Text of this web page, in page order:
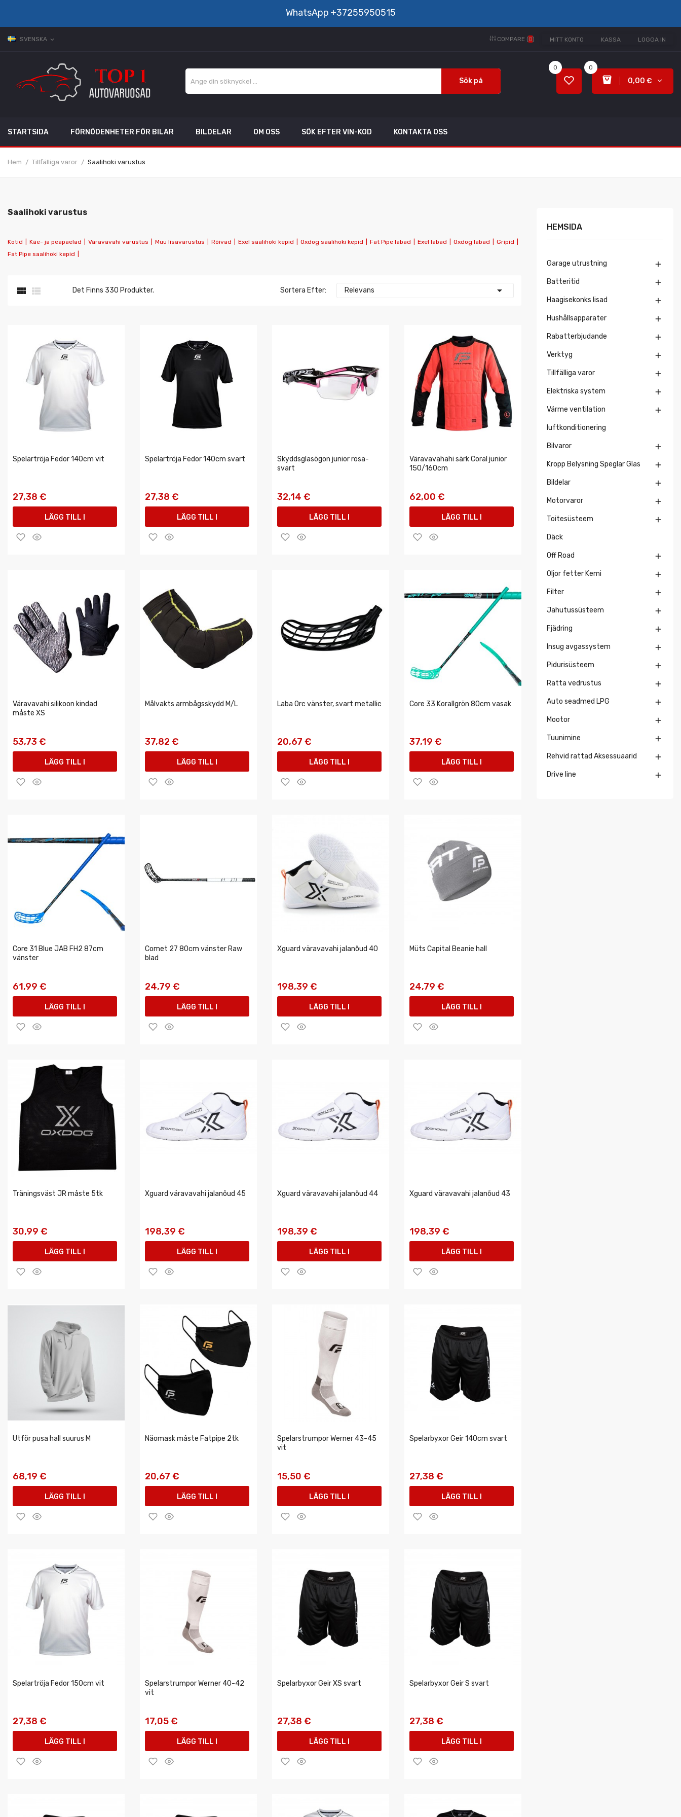
WhatsApp +37255950515
SVENSKA expand_more MITT KONTO KASSA LOGGA IN
COMPARE (0)
Sök på
0
0,00 €
0
STARTSIDA FÖRNÖDENHETER FÖR BILAR BILDELAR OM OSS SÖK EFTER VIN-KOD KONTAKTA OSS
Hem Tillfälliga varor Saalihoki varustus
Saalihoki varustus
Kotid Käe- ja peapaelad Väravavahi varustus Muu lisavarustus Rõivad Exel saalihoki kepid Oxdog saalihoki kepid Fat Pipe labad Exel labad Oxdog labad Gripid
Fat Pipe saalihoki kepid
  Det Finns 330 Produkter. Sortera Efter: Relevans 
Spelartröja Fedor 140cm vit
27,38 €
LÄGG TILL I
VARUKORGEN
Spelartröja Fedor 140cm svart
27,38 €
LÄGG TILL I
VARUKORGEN
Skyddsglasögon junior rosa-
svart
32,14 €
LÄGG TILL I
VARUKORGEN
Väravavahahi särk Coral junior
150/160cm
62,00 €
LÄGG TILL I
VARUKORGEN
Väravavahi silikoon kindad
måste XS
53,73 €
LÄGG TILL I
VARUKORGEN
Målvakts armbågsskydd M/L
37,82 €
LÄGG TILL I
VARUKORGEN
Laba Orc vänster, svart metallic
20,67 €
LÄGG TILL I
VARUKORGEN
Core 33 Korallgrön 80cm vasak
37,19 €
LÄGG TILL I
VARUKORGEN
Core 31 Blue JAB FH2 87cm
vänster
61,99 €
LÄGG TILL I
VARUKORGEN
Comet 27 80cm vänster Raw
blad
24,79 €
LÄGG TILL I
VARUKORGEN
Xguard väravavahi jalanõud 40
198,39 €
LÄGG TILL I
VARUKORGEN
Müts Capital Beanie hall
24,79 €
LÄGG TILL I
VARUKORGEN
Träningsväst JR måste 5tk
30,99 €
LÄGG TILL I
VARUKORGEN
Xguard väravavahi jalanõud 45
198,39 €
LÄGG TILL I
VARUKORGEN
Xguard väravavahi jalanõud 44
198,39 €
LÄGG TILL I
VARUKORGEN
Xguard väravavahi jalanõud 43
198,39 €
LÄGG TILL I
VARUKORGEN
Utför pusa hall suurus M
68,19 €
LÄGG TILL I
VARUKORGEN
Näomask måste Fatpipe 2tk
20,67 €
LÄGG TILL I
VARUKORGEN
Spelarstrumpor Werner 43-45
vit
15,50 €
LÄGG TILL I
VARUKORGEN
Spelarbyxor Geir 140cm svart
27,38 €
LÄGG TILL I
VARUKORGEN
Spelartröja Fedor 150cm vit
27,38 €
LÄGG TILL I
VARUKORGEN
Spelarstrumpor Werner 40-42
vit
17,05 €
LÄGG TILL I
VARUKORGEN
Spelarbyxor Geir XS svart
27,38 €
LÄGG TILL I
VARUKORGEN
Spelarbyxor Geir S svart
27,38 €
LÄGG TILL I
VARUKORGEN
HEMSIDA
Garage utrustning 
Batteritid 
Haagisekonks lisad 
Hushållsapparater 
Rabatterbjudande 
Verktyg 
Tillfälliga varor 
Elektriska system 
Värme ventilation
luftkonditionering

Bilvaror 
Kropp Belysning Speglar Glas 
Bildelar 
Motorvaror 
Toitesüsteem 
Däck
Off Road 
Oljor fetter Kemi 
Filter 
Jahutussüsteem 
Fjädring 
Insug avgassystem 
Pidurisüsteem 
Ratta vedrustus 
Auto seadmed LPG 
Mootor 
Tuunimine 
Rehvid rattad Aksessuaarid 
Drive line 